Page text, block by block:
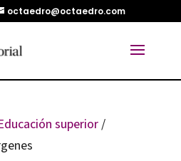
octaedro@octaedro.com
superior/